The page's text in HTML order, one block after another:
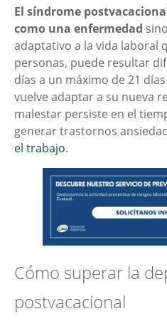
El síndrome
como una enfermedad
adaptativo a la vida laboral
personas, puede resultar
días a un máximo de 21
vuelve adaptar a su nueva
malestar persiste en el
generar trastornos
el trabajo.
Cómo superar la
postvacacional